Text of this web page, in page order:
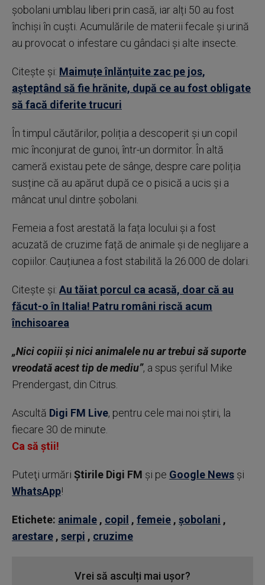
șobolani umblau liberi prin casă, iar alți 50 au fost
închiși în cuști. Acumulările de materii fecale și urină
au provocat o infestare cu gândaci și alte insecte.
Citește și: Maimuțe înlănțuite zac pe jos,
așteptând să fie hrănite, după ce au fost obligate
să facă diferite trucuri
În timpul căutărilor, poliția a descoperit și un copil
mic înconjurat de gunoi, într-un dormitor. În altă
cameră existau pete de sânge, despre care poliția
susține că au apărut după ce o pisică a ucis și a
mâncat unul dintre șobolani.
Femeia a fost arestată la fața locului și a fost
acuzată de cruzime față de animale și de neglijare a
copiilor. Cauțiunea a fost stabilită la 26.000 de dolari.
Citește și: Au tăiat porcul ca acasă, doar că au
făcut-o în Italia! Patru români riscă acum
închisoarea
„Nici copiii și nici animalele nu ar trebui să suporte
vreodată acest tip de mediu”, a spus șeriful Mike
Prendergast, din Citrus.
Ascultă Digi FM Live, pentru cele mai noi știri, la
fiecare 30 de minute.
Ca să știi!
Puteţi urmări Știrile Digi FM şi pe Google News şi
WhatsApp!
Etichete: animale , copil , femeie , șobolani ,
arestare , serpi , cruzime
Vrei să asculți mai ușor?